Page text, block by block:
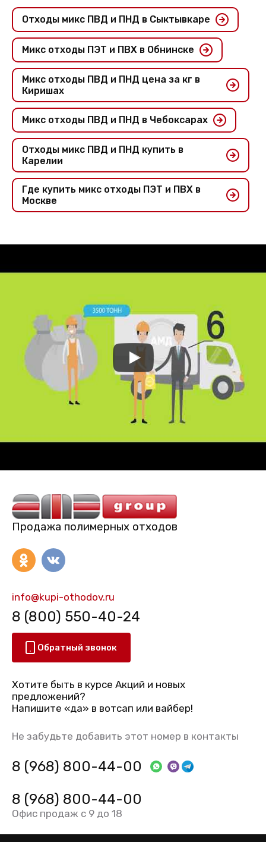
Отходы микс ПВД и ПНД в Сыктывкаре
Микс отходы ПЭТ и ПВХ в Обнинске
Микс отходы ПВД и ПНД цена за кг в
Киришах
Микс отходы ПВД и ПНД в Чебоксарах
Отходы микс ПВД и ПНД купить в
Карелии
Где купить микс отходы ПЭТ и ПВХ в
Москве
Продажа полимерных отходов
info@kupi-othodov.ru
8 (800) 550-40-24
Обратный звонок
Хотите быть в курсе Акций и новых
предложений?
Напишите «да» в вотсап или вайбер!
Не забудьте добавить этот номер в контакты
8 (968) 800-44-00
8 (968) 800-44-00
Офис продаж с 9 до 18